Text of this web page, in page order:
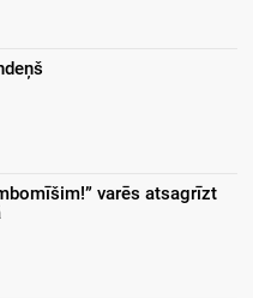
varēs atsagrīzt